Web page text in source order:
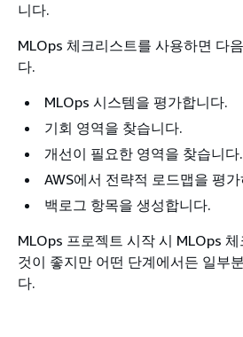
니다.
MLOps 체크리스트를 사용하면 다
다.
MLOps 시스템을 평가합니다.
기회 영역을 찾습니다.
개선이 필요한 영역을 찾습니다.
AWS에서 전략적 로드맵을 평
백로그 항목을 생성합니다.
MLOps 프로젝트 시작 시 MLOps
것이 좋지만 어떤 단계에서든 일부
다.